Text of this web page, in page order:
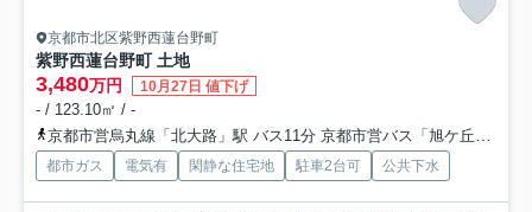
京都市北区紫野西蓮台野町
紫野西蓮台野町 土地
3,480万円 10月27日 値下げ
- / 123.10㎡ / -
京都市営烏丸線「北大路」駅 バス11分 京都市営バス「旭ケ丘」 停歩4分
都市ガス 電気有 閑静な住宅地 駐車2台可 公共下水